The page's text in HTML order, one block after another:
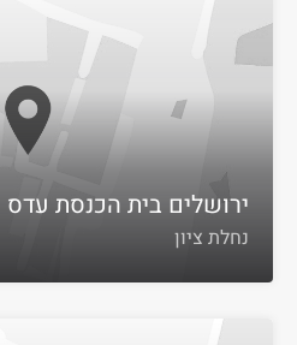
ירושלים בית הכנסת עדס
נחלת ציון